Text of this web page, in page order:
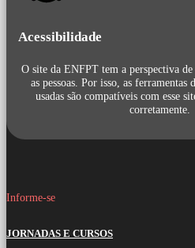
Acessibilidade
O site da ENFPT tem a perspectiva de
as pessoas. Por isso, as ferramentas
usadas são compatíveis com esse
corretamente.
Informe-se
JORNADAS E CURSOS